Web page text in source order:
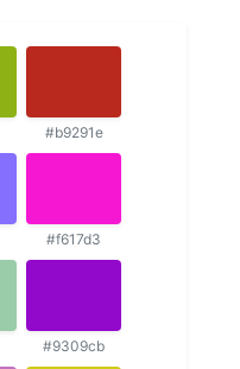
#b9291e
#f617d3
#9309cb